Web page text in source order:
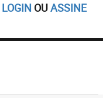
LOGIN OUASSINE